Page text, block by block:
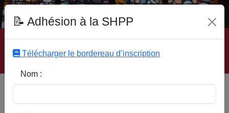
Accueil | Site SHPP | Auteurs | Editeurs | Rubriques |
Sous-Rubriques | Mots-Clefs | Contact
allemands s'en vont
📝 Adhésion à la SHPP
Télécharger le bordereau d’inscription
Nom :